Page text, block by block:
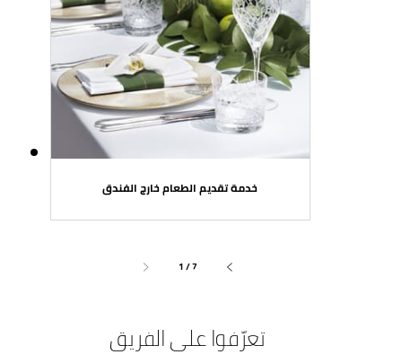
خدمة تقديم الطعام خارج الفندق
1 / 7
تعرّفوا على الفريق